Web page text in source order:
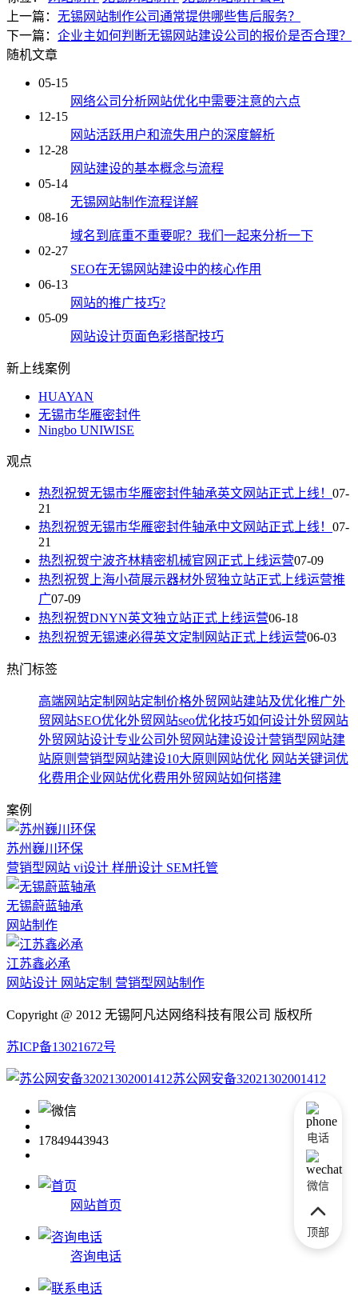
上一篇： 无锡网站制作公司通常提供哪些售后服务？
下一篇： 企业主如何判断无锡网站建设公司的报价是否合理？
随机文章
05-15
网络公司分析网站优化中需要注意的六点
12-15
网站活跃用户和流失用户的深度解析
12-28
网站建设的基本概念与流程
05-14
无锡网站制作流程详解
08-16
域名到底重不重要呢？我们一起来分析一下
02-27
SEO在无锡网站建设中的核心作用
06-13
网站的推广技巧?
05-09
网站设计页面色彩搭配技巧
新上线案例
HUAYAN
无锡市华雁密封件
Ningbo UNIWISE
观点
热烈祝贺无锡市华雁密封件轴承英文网站正式上线！ 07-
21
热烈祝贺无锡市华雁密封件轴承中文网站正式上线！ 07-
21
热烈祝贺宁波齐林精密机械官网正式上线运营07-09
热烈祝贺上海小荷展示器材外贸独立站正式上线运营推
广07-09
热烈祝贺DNYN英文独立站正式上线运营06-18
热烈祝贺无锡速必得英文定制网站正式上线运营06-03
热门标签
高端网站定制 网站定制价格外贸网站建站及优化推广外
贸网站SEO优化外贸网站seo优化技巧如何设计外贸网站
外贸网站设计专业公司外贸网站建设设计营销型网站建
站原则 营销型网站建设10大原则 网站优化 网站关键词优
化费用企业网站优化费用外贸网站如何搭建
案例
苏州巍川环保
营销型网站 vi设计 样册设计 SEM托管
无锡蔚蓝轴承
网站制作
江苏鑫必承
网站设计 网站定制 营销型网站制作
Copyright @ 2012 无锡阿凡达网络科技有限公司 版权所
苏ICP备13021672号
苏公网安备32021302001412
17849443943
网站首页
咨询电话
电话
微信
顶部